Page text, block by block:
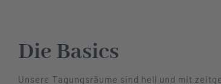
Die Basics
Unsere Tagungsräume sind hell und mit